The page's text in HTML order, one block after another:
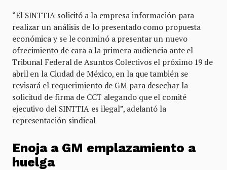
“El SINTTIA solicitó a la empresa información para
realizar un análisis de lo presentado como propuesta
económica y se le conminó a presentar un nuevo
ofrecimiento de cara a la primera audiencia ante el
Tribunal Federal de Asuntos Colectivos el próximo 19 de
abril en la Ciudad de México, en la que también se
revisará el requerimiento de GM para desechar la
solicitud de firma de CCT alegando que el comité
ejecutivo del SINTTIA es ilegal”, adelantó la
representación sindical
Enoja a GM emplazamiento a
huelga